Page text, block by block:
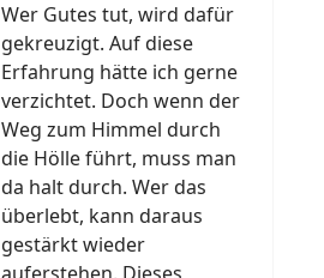
Wer Gutes tut, wird dafür
gekreuzigt. Auf diese
Erfahrung hätte ich gerne
verzichtet. Doch wenn der
Weg zum Himmel durch
die Hölle führt, muss man
da halt durch. Wer das
überlebt, kann daraus
gestärkt wieder